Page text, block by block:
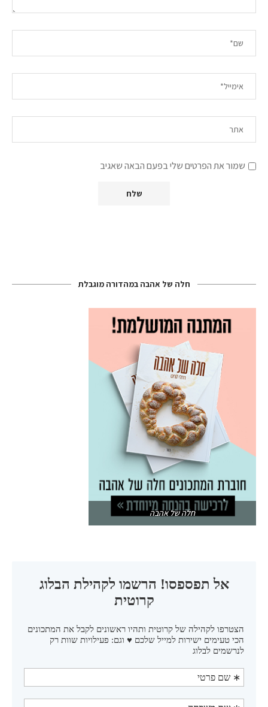
שמור את הפרטים שלי בפעם הבאה שאגיב
חלה של אהבה במהדורה מוגבלת
חלה של אהבה